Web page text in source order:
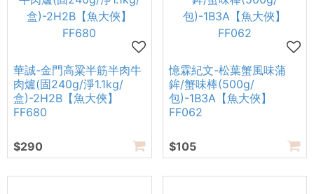
華誠-金門高粱半筋半肉牛
肉爐(固240g/淨1.1kg/
盒)-2H2B【魚大俠】
FF680
$290
憶霖紀文-松葉蟹風味蒲
鉾/蟹味棒(500g/
包)-1B3A【魚大俠】
FF062
$105